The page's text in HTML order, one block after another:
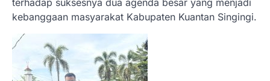
terhadap suksesnya dua agenda besar yang menjadi
kebanggaan masyarakat Kabupaten Kuantan Singingi.